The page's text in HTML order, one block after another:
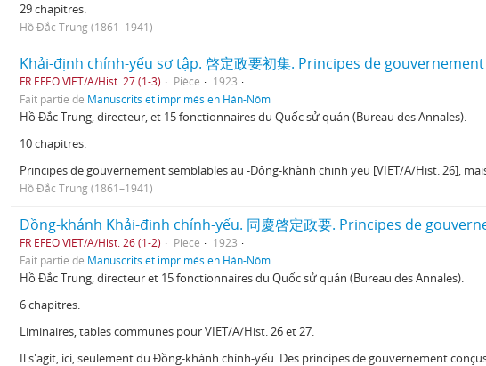
29 chapitres.
Hồ Đắc Trung (1861–1941)
Khải-định chính-yếu sơ tập. 啓定政要初集. Principes de
FR EFEO VIET/A/Hist. 27 (1-3) Pièce
1923
Fait partie de Manuscrits et imprimés en Hán-Nôm
Hồ Đắc Trung, directeur, et 15 fonctionnaires du Quốc sử quán (Bureau des Annales).
10 chapitres.
Principes de gouvernement semblables au -Dông-khành chinh yëu [VIET/A/Hist. 26],
Hồ Đắc Trung (1861–1941)
Đồng-khánh Khải-định chính-yếu. 同慶啓定政要. Principes de
FR EFEO VIET/A/Hist. 26 (1-2) Pièce
1923
Fait partie de Manuscrits et imprimés en Hán-Nôm
Hồ Đắc Trung, directeur et 15 fonctionnaires du Quốc sử quán (Bureau des Annales).
6 chapitres.
Liminaires, tables communes pour VIET/A/Hist. 26 et 27.
Il s'agit, ici, seulement du Đồng-khánh chính-yếu. Des principes de gouvernement